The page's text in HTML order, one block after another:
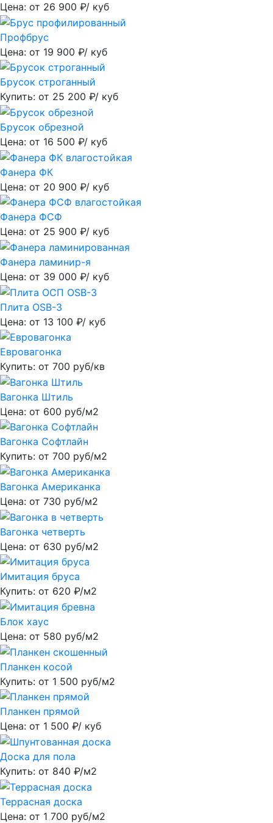
Цена: от 26 900 ₽/ куб
Профбрус
Цена: от 19 900 ₽/ куб
Брусок строганный
Купить: от 25 200 ₽/ куб
Брусок обрезной
Цена: от 16 500 ₽/ куб
Фанера ФК
Цена: от 20 900 ₽/ куб
Фанера ФСФ
Цена: от 25 900 ₽/ куб
Фанера ламинир-я
Цена: от 39 000 ₽/ куб
Плита OSB-3
Цена: от 13 100 ₽/ куб
Евровагонка
Купить: от 700 руб/кв
Вагонка Штиль
Цена: от 600 руб/м2
Вагонка Софтлайн
Купить: от 700 руб/м2
Вагонка Американка
Цена: от 730 руб/м2
Вагонка четверть
Цена: от 630 руб/м2
Имитация бруса
Купить: от 620 ₽/м2
Блок хаус
Цена: от 580 руб/м2
Планкен косой
Купить: от 1 500 руб/м2
Планкен прямой
Цена: от 1 500 ₽/ куб
Доска для пола
Купить: от 840 ₽/м2
Террасная доска
Цена: от 1 700 руб/м2